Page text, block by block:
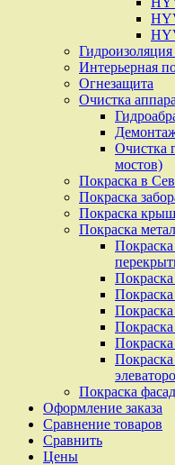
Интерьерная
Огнезащита
Очистка
Очистка
мостов)
Покраска в
Покраска
Покраска
Покраска
Покраска
Покраска
Оформление заказа
Сравнение товаров
Сравнить
Цены